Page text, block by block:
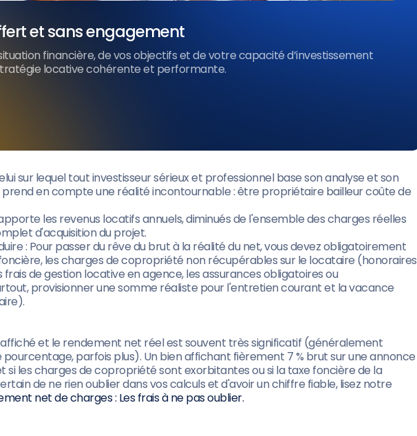
et sans engagement
financière, de vos objectifs et de votre capacité d’investissement
locative cohérente et performante.
sur lequel tout investisseur sérieux et professionnel base son analyse et son
prend en compte une réalité incontournable : être propriétaire bailleur coûte de
les revenus locatifs annuels, diminués de l'ensemble des charges réelles
d'acquisition du projet.
: Pour passer du rêve du brut à la réalité du net, vous devez obligatoirement
les charges de copropriété non récupérables sur le locataire (honoraires
de gestion locative en agence, les assurances obligatoires ou
provisionner une somme réaliste pour l'entretien courant et la vacance
et le rendement net réel est souvent très significatif (généralement
pourcentage, parfois plus). Un bien affichant fièrement 7 % brut sur une annonce
si les charges de copropriété sont exorbitantes ou si la taxe foncière de la
de ne rien oublier dans vos calculs et d'avoir un chiffre fiable, lisez notre
net de charges : Les frais à ne pas oublier.